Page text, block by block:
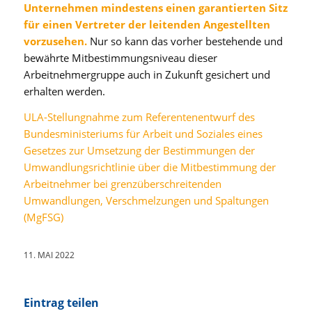
Unternehmen mindestens einen garantierten Sitz
für einen Vertreter der leitenden Angestellten
vorzusehen.Nur so kann das vorher bestehende und
bewährte Mitbestimmungsniveau dieser
Arbeitnehmergruppe auch in Zukunft gesichert und
erhalten werden.
ULA-Stellungnahme zum Referentenentwurf des
Bundesministeriums für Arbeit und Soziales eines
Gesetzes zur Umsetzung der Bestimmungen der
Umwandlungsrichtlinie über die Mitbestimmung der
Arbeitnehmer bei grenzüberschreitenden
Umwandlungen, Verschmelzungen und Spaltungen
(MgFSG)
11. MAI 2022
Eintrag teilen